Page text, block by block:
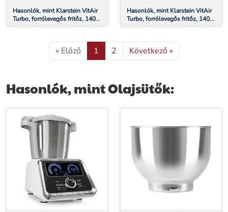
Hasonlók, mint Klarstein VitAir
Turbo, forrólevegős fritőz, 1400
W, 9 l, szürke-fekete
Hasonlók, mint Klarstein VitAir
Turbo, forrólevegős fritőz, 1400
W, 9 l, zöld-fehér
« Előző 1 2 Következő »
Hasonlók, mint Olajsütők: